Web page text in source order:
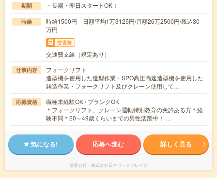
期間 ・長期・即日スタートOK！
時給
時給1500円 日額平均1万3125円/月額26万2500円/残込30
万円
交通費
交通費支給（規定あり）
仕事内容
フォークリフト
造型機を使用した造型作業・SPO高圧高速造型機を使用した
鋳造作業・フォークリフト及びクレーン使用して…
応募資格
職種未経験OK / ブランクOK
＊フォークリフト、クレーン運転特別教育の免許ある方＊経
験不問＊20～49歳くらいまでの男性活躍中！ …
気になる! 応募へ進む 詳しく見る
派遣会社 株式会社日本ワークプレイス